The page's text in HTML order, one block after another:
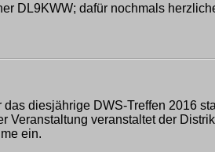
DL9KWW; dafür nochmals
diesjährige DWS-Treffen 2016
Veranstaltung veranstaltet der
ein.